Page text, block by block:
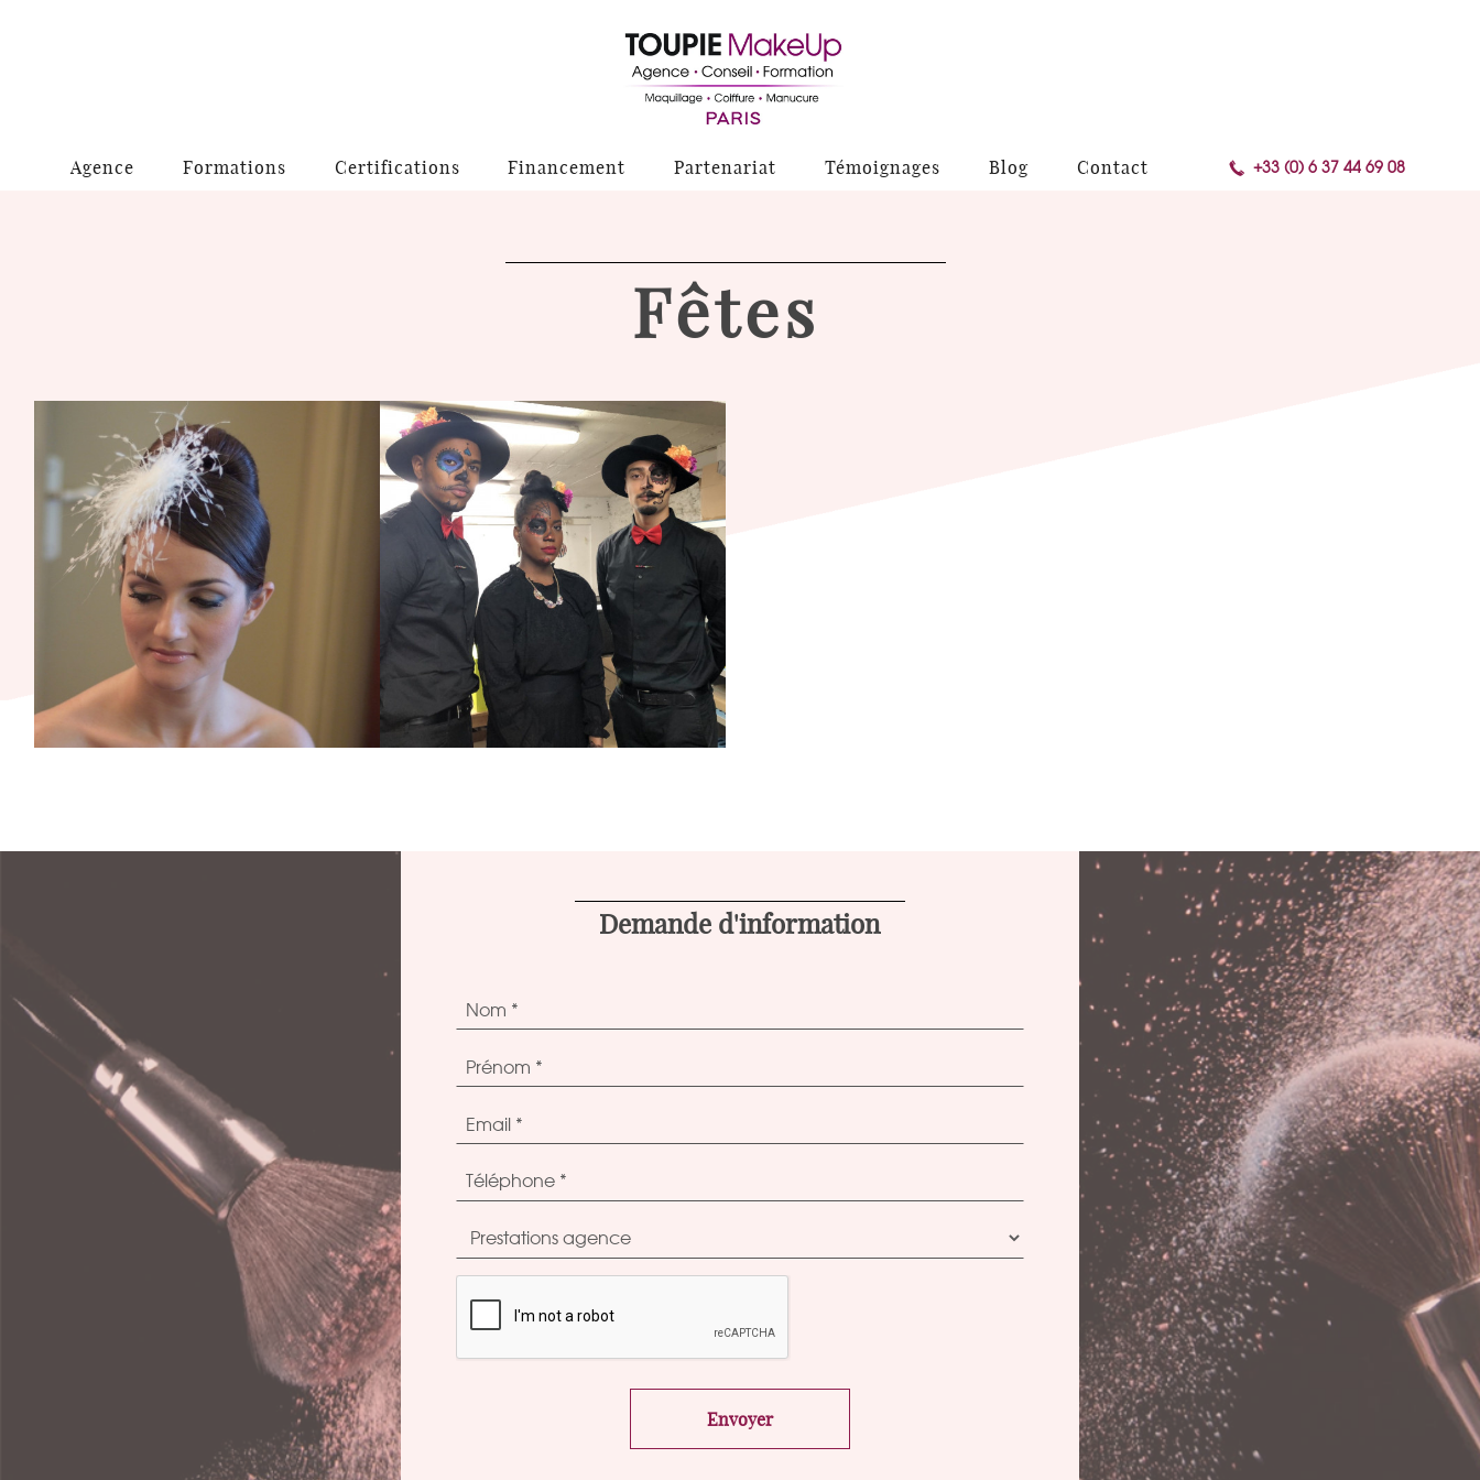
Agence Formations Certifications Financement Partenariat Témoignages Blog Contact +33 (0) 6 37 44 69 08
Fêtes
Demande d'information